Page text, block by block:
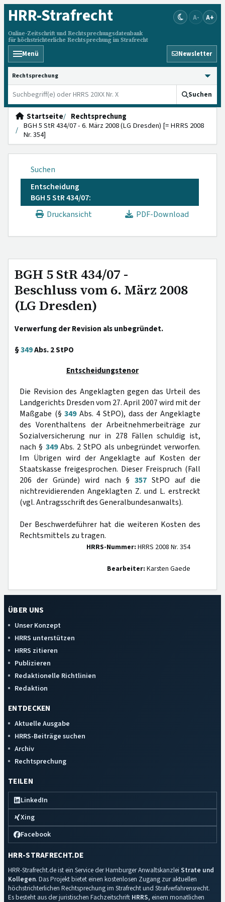
HRR-Strafrecht
Online-Zeitschrift und Rechtsprechungsdatenbank
für höchstrichterliche Rechtsprechung im Strafrecht
A- A+
Menü Newsletter
HRRS durchsuchen
Suchen
Startseite
Rechtsprechung
BGH 5 StR 434/07 - 6. März 2008 (LG Dresden) [= HRRS 2008
Nr. 354]
Suchen
Entscheidung
BGH 5 StR 434/07:
Druckansicht
PDF-Download
BGH 5 StR 434/07 -
Beschluss vom 6. März 2008
(LG Dresden)
Verwerfung der Revision als unbegründet.
§349Abs. 2 StPO
Entscheidungstenor
Die Revision des Angeklagten gegen das Urteil des
Landgerichts Dresden vom 27. April 2007 wird mit der
Maßgabe (§349Abs. 4 StPO), dass der Angeklagte
des Vorenthaltens der Arbeitnehmerbeiträge zur
Sozialversicherung nur in 278 Fällen schuldig ist,
nach § 349Abs. 2 StPO als unbegründet verworfen.
Im Übrigen wird der Angeklagte auf Kosten der
Staatskasse freigesprochen. Dieser Freispruch (Fall
206 der Gründe) wird nach §357 StPO auf die
nichtrevidierenden Angeklagten Z. und L. erstreckt
(vgl. Antragsschrift des Generalbundesanwalts).
Der Beschwerdeführer hat die weiteren Kosten des
Rechtsmittels zu tragen.
HRRS-Nummer: HRRS 2008 Nr. 354
Bearbeiter: Karsten Gaede
ÜBER UNS
Unser Konzept
HRRS unterstützen
HRRS zitieren
Publizieren
Redaktionelle Richtlinien
Redaktion
ENTDECKEN
Aktuelle Ausgabe
HRRS-Beiträge suchen
Archiv
Rechtsprechung
TEILEN
LinkedIn
Xing
Facebook
HRR-STRAFRECHT.DE
HRR-Strafrecht.de ist ein Service der Hamburger Anwaltskanzlei Strate und
Kollegen. Das Projekt bietet einen kostenlosen Zugang zur aktuellen
höchstrichterlichen Rechtsprechung im Strafrecht und Strafverfahrensrecht.
Es besteht aus der juristischen Fachzeitschrift HRRS, einem monatlichen